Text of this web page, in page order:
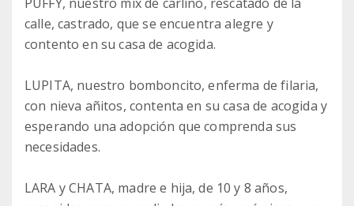
calle, castrado, que se encuentra alegre y
contento en su casa de acogida.
LUPITA, nuestro bomboncito, enferma de filaria,
con nieva añitos, contenta en su casa de acogida y
esperando una adopción que comprenda sus
necesidades.
LARA y CHATA, madre e hija, de 10 y 8 años,